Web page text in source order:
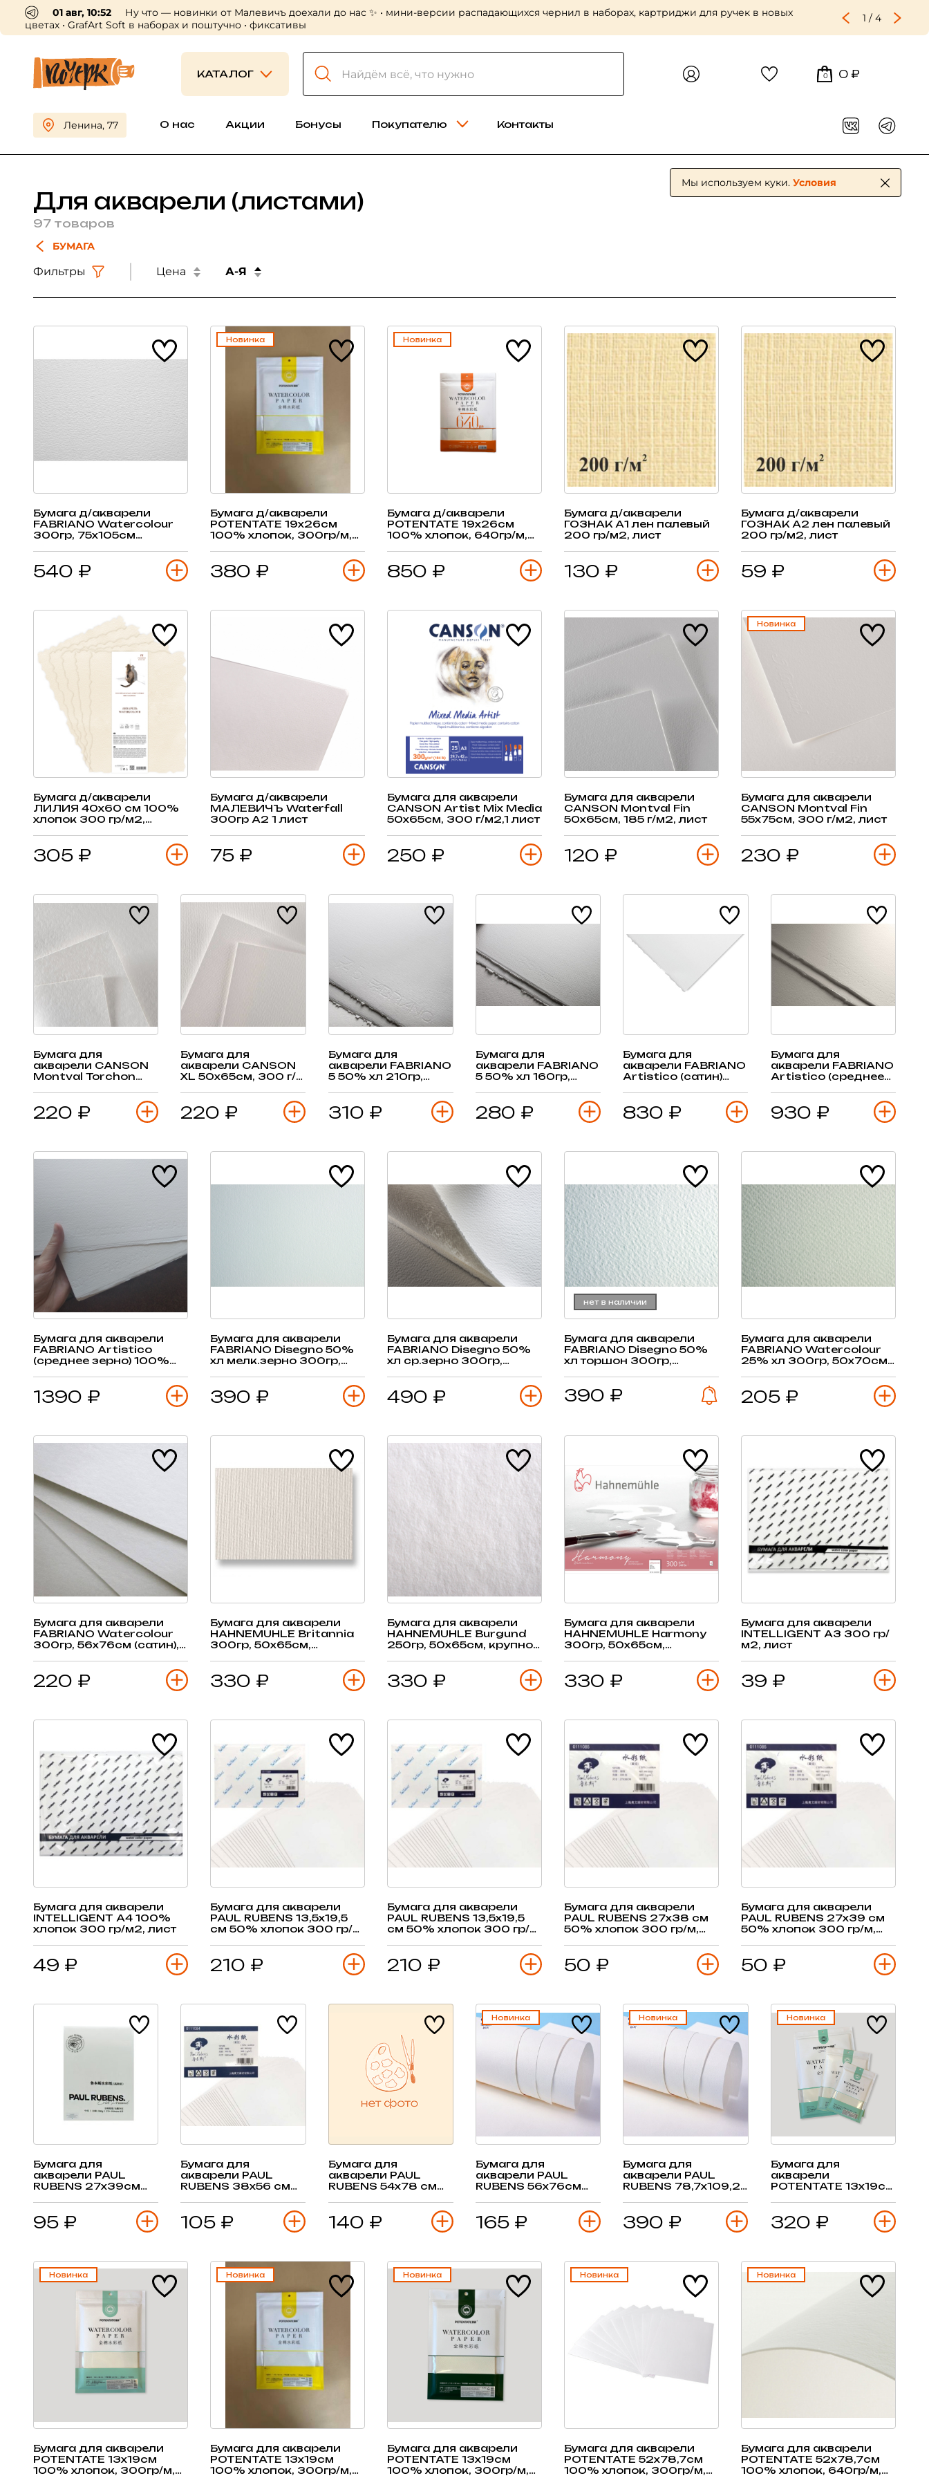
30 июл, 16:56
Пришли профессиональные холсты Холст-мастер! Много больших форматов, в том числе лён крупного и репинского зерна —
приходите выбирать 😍
2 /4
КАТАЛОГ 0 0 ₽
Ленина, 77 О нас Акции Бонусы Покупателю Контакты
Для акварели (листами)
97 товаров
БУМАГА
Фильтры Цена А-Я
Бумага д/акварели
FABRIANO Watercolour
300гр, 75х105см
540 ₽
Новинка
Бумага д/акварели
POTENTATE 19х26см
100% хлопок, 300гр/м,
380 ₽
Новинка
Бумага д/акварели
POTENTATE 19х26см
100% хлопок, 640гр/м,
850 ₽
Бумага д/акварели
ГОЗНАК А1 лен палевый
200 гр/м2, лист
130 ₽
Бумага д/акварели
ГОЗНАК А2 лен палевый
200 гр/м2, лист
59 ₽
Бумага д/акварели
ЛИЛИЯ 40х60 см 100%
хлопок 300 гр/м2,
305 ₽
Бумага д/акварели
МАЛЕВИЧЪ Waterfall
300гр А2 1 лист
75 ₽
Бумага для акварели
CANSON Artist Mix Media
50х65см, 300 г/м2,1 лист
250 ₽
Бумага для акварели
CANSON Montval Fin
50х65см, 185 г/м2, лист
120 ₽
Новинка
Бумага для акварели
CANSON Montval Fin
55х75см, 300 г/м2, лист
230 ₽
Бумага для
акварели CANSON
Montval Torchon
(снеж. зерно), лист
220 ₽
Бумага для
акварели CANSON
XL 50х65см, 300 г/
220 ₽
Бумага для
акварели FABRIANO
5 50% хл 210гр,
310 ₽
Бумага для
акварели FABRIANO
5 50% хл 160гр,
280 ₽
Бумага для
акварели FABRIANO
Artistico (сатин)
лист
830 ₽
Бумага для
акварели FABRIANO
Artistico (среднее
лист
930 ₽
Бумага для акварели
FABRIANO Artistico
(среднее зерно) 100%
1390 ₽
Бумага для акварели
FABRIANO Disegno 50%
хл мелк.зерно 300гр,
390 ₽
Бумага для акварели
FABRIANO Disegno 50%
хл ср.зерно 300гр,
490 ₽
нет в наличии
Бумага для акварели
FABRIANO Disegno 50%
хл торшон 300гр,
390 ₽
Бумага для акварели
FABRIANO Watercolour
25% хл 300гр, 50х70см,
205 ₽
Бумага для акварели
FABRIANO Watercolour
300гр, 56х76см (сатин), 1
220 ₽
Бумага для акварели
HAHNEMUHLE Britannia
300гр, 50х65см,
330 ₽
Бумага для акварели
HAHNEMUHLE Burgund
250гр, 50х65см, крупное
330 ₽
Бумага для акварели
HAHNEMUHLE Harmony
300гр, 50х65см,
330 ₽
Бумага для акварели
INTELLIGENT А3 300 гр/
м2, лист
39 ₽
Бумага для акварели
INTELLIGENT А4 100%
хлопок 300 гр/м2, лист
49 ₽
Бумага для акварели
PAUL RUBENS 13,5х19,5
см 50% хлопок 300 гр/
210 ₽
Бумага для акварели
PAUL RUBENS 13,5х19,5
см 50% хлопок 300 гр/
210 ₽
Бумага для акварели
PAUL RUBENS 27х38 см
50% хлопок 300 гр/м,
50 ₽
Бумага для акварели
PAUL RUBENS 27х39 см
50% хлопок 300 гр/м,
50 ₽
Бумага для
акварели PAUL
RUBENS 27х39см
зерно,лист
95 ₽
Бумага для
акварели PAUL
RUBENS 38х56 см
105 ₽
Бумага для
акварели PAUL
RUBENS 54х78 см
140 ₽
Новинка
Бумага для
акварели PAUL
RUBENS 56х76см
м, сред.зерно, лист
165 ₽
Новинка
Бумага для
акварели PAUL
RUBENS 78,7х109,2
лист
390 ₽
Новинка
Бумага для
акварели
POTENTATE 13х19см
200гр/м, гладкая 15
л
320 ₽
Новинка
Бумага для акварели
POTENTATE 13х19см
100% хлопок, 300гр/м,
Новинка
Бумага для акварели
POTENTATE 13х19см
100% хлопок, 300гр/м,
Новинка
Бумага для акварели
POTENTATE 13х19см
100% хлопок, 300гр/м,
Новинка
Бумага для акварели
POTENTATE 52х78,7см
100% хлопок, 300гр/м,
Новинка
Бумага для акварели
POTENTATE 52х78,7см
100% хлопок, 640гр/м,
Мы используем куки. Условия